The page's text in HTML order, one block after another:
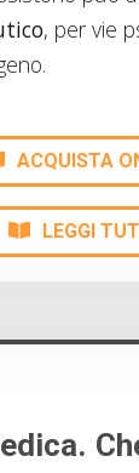
, per vie
ACQUISTA
LEGGI